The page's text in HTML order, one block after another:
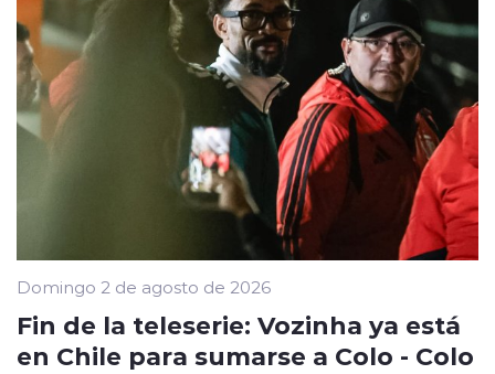
Domingo 2 de agosto de 2026
Fin de la teleserie: Vozinha ya está
en Chile para sumarse a Colo - Colo